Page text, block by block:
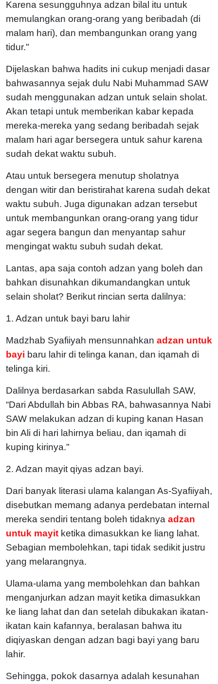
Karena sesungguhnya adzan bilal itu untuk
memulangkan orang-orang yang beribadah (di
malam hari), dan membangunkan orang yang
tidur."
Dijelaskan bahwa hadits ini cukup menjadi dasar
bahwasannya sejak dulu Nabi Muhammad SAW
sudah menggunakan adzan untuk selain sholat.
Akan tetapi untuk memberikan kabar kepada
mereka-mereka yang sedang beribadah sejak
malam hari agar bersegera untuk sahur karena
sudah dekat waktu subuh.
Atau untuk bersegera menutup sholatnya
dengan witir dan beristirahat karena sudah dekat
waktu subuh. Juga digunakan adzan tersebut
untuk membangunkan orang-orang yang tidur
agar segera bangun dan menyantap sahur
mengingat waktu subuh sudah dekat.
Lantas, apa saja contoh adzan yang boleh dan
bahkan disunahkan dikumandangkan untuk
selain sholat? Berikut rincian serta dalilnya:
1. Adzan untuk bayi baru lahir
Madzhab Syafiiyah mensunnahkan adzan untuk
bayi baru lahir di telinga kanan, dan iqamah di
telinga kiri.
Dalilnya berdasarkan sabda Rasulullah SAW,
“Dari Abdullah bin Abbas RA, bahwasannya Nabi
SAW melakukan adzan di kuping kanan Hasan
bin Ali di hari lahirnya beliau, dan iqamah di
kuping kirinya."
2. Adzan mayit qiyas adzan bayi.
Dari banyak literasi ulama kalangan As-Syafiiyah,
disebutkan memang adanya perdebatan internal
mereka sendiri tentang boleh tidaknya adzan
untuk mayit ketika dimasukkan ke liang lahat.
Sebagian membolehkan, tapi tidak sedikit justru
yang melarangnya.
Ulama-ulama yang membolehkan dan bahkan
menganjurkan adzan mayit ketika dimasukkan
ke liang lahat dan dan setelah dibukakan ikatan-
ikatan kain kafannya, beralasan bahwa itu
diqiyaskan dengan adzan bagi bayi yang baru
lahir.
Sehingga, pokok dasarnya adalah kesunahan